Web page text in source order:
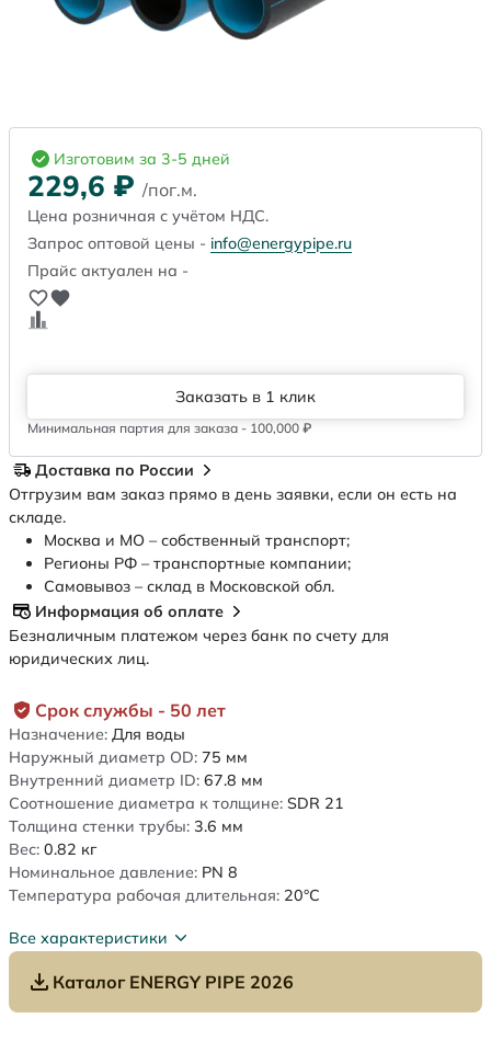
Срок службы - 50 лет
Назначение: Для воды
Наружный диаметр OD: 75 мм
Внутренний диаметр ID: 67.8 мм
Соотношение диаметра к толщине: SDR 21
Толщина стенки трубы: 3.6 мм
Вес: 0.82 кг
Номинальное давление: PN 8
Температура рабочая длительная: 20°C
Все характеристики
Каталог ENERGY PIPE 2026
Изготовим за 3-5 дней
229,6 ₽ /пог.м.
Цена розничная с учётом НДС.
Запрос оптовой цены - info@energypipe.ru
Прайс актуален на -
Заказать в 1 клик
Минимальная партия для заказа - 100,000 ₽
Доставка по России
Отгрузим вам заказ прямо в день заявки, если он есть на
складе.
Москва и МО – собственный транспорт;
Регионы РФ – транспортные компании;
Самовывоз – склад в Московской обл.
Информация об оплате
Безналичным платежом через банк по счету для
юридических лиц.